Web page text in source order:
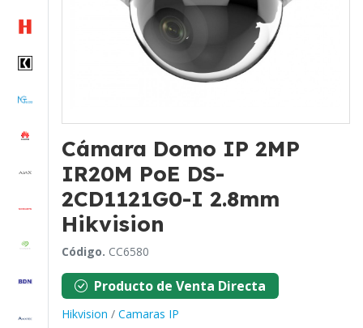
Cámara Domo IP 2MP
IR20M PoE DS-
2CD1121G0-I 2.8mm
Hikvision
Código. CC6580
Producto de Venta Directa
Hikvision / Camaras IP